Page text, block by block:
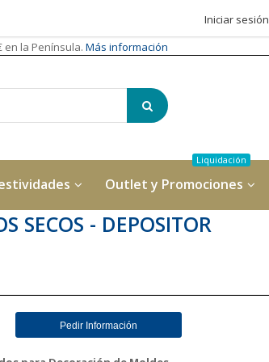
Iniciar sesión
la Península. Más información
Outlet y Promociones
SECOS - DEPOSITOR
Pedir Información